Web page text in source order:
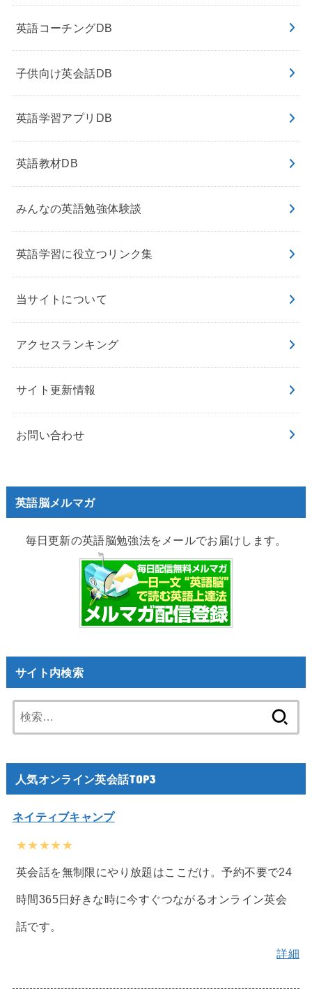
英語コーチングDB
子供向け英会話DB
英語学習アプリDB
英語教材DB
みんなの英語勉強体験談
英語学習に役立つリンク集
当サイトについて
アクセスランキング
サイト更新情報
お問い合わせ
英語脳メルマガ
毎日更新の英語脳勉強法をメールでお届けします。
サイト内検索
索:
人気オンライン英会話TOP3
ネイティブキャンプ
★★★★★
英会話を無制限にやり放題はここだけ。予約不要で24
時間365日好きな時に今すぐつながるオンライン英会
話です。
詳細